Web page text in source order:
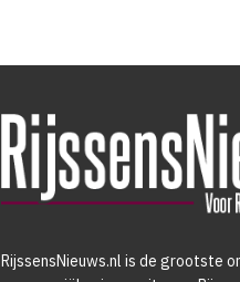
RijssensNieuws.nl is de grootste